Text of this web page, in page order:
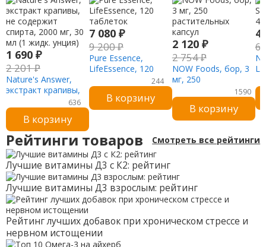
1 690 ₽
2 201₽
Nature's Answer,
экстракт крапивы,
спирта, 2000 мг, 30
мл (1 жидк. унция)
636
В корзину
7 080 ₽
9 200₽
Pure Essence,
LifeEssence, 120
244
В корзину
2 120 ₽
2 754₽
NOW Foods, бор, 3
мг, 250
растительных
капсул
1590
В корзину
4
6
L-
Рейтинги товаров Смотреть все рейтинги
Лучшие витамины Д3 с К2: рейтинг
Лучшие витамины Д3 взрослым: рейтинг
Рейтинг лучших добавок при хроническом стрессе и
нервном истощении